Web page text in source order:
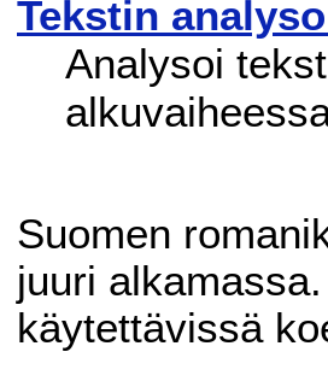
Tekstin
Analysoi
Suomen
juuri
käytettävissä